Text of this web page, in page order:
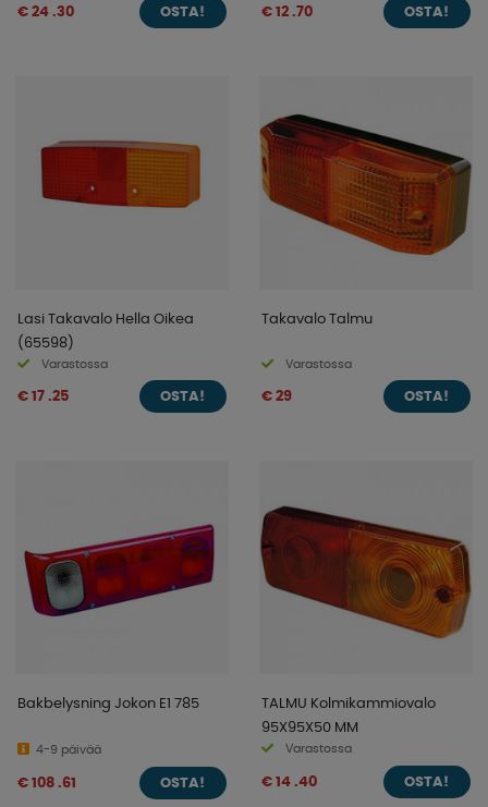
€ 24 .30 OSTA! € 12 .70 OSTA!
Lasi Takavalo Hella Oikea
(65598)
Varastossa
€ 17 .25 OSTA!
Takavalo Talmu
Varastossa
€ 29 OSTA!
Bakbelysning Jokon E1 785
4-9 päivää
€ 108 .61 OSTA!
TALMU Kolmikammiovalo
95X95X50 MM
Varastossa
€ 14 .40 OSTA!